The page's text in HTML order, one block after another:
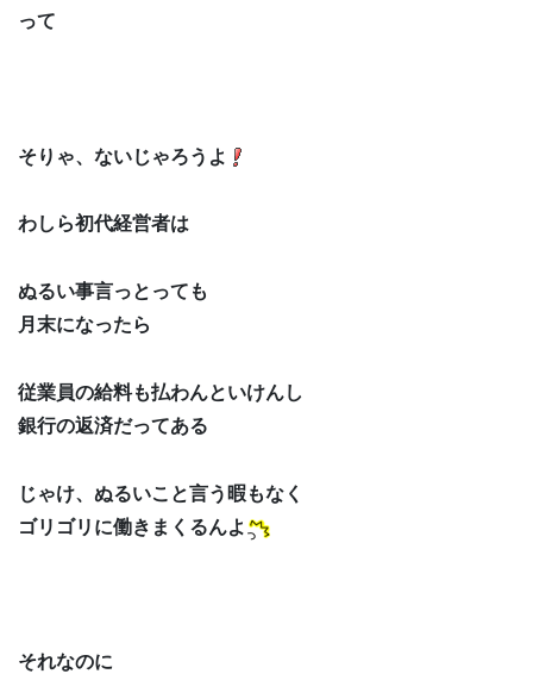
って
そりゃ、ないじゃろうよ
わしら初代経営者は
ぬるい事言っとっても
月末になったら
従業員の給料も払わんといけんし
銀行の返済だってある
じゃけ、ぬるいこと言う暇もなく
ゴリゴリに働きまくるんよ
それなのに